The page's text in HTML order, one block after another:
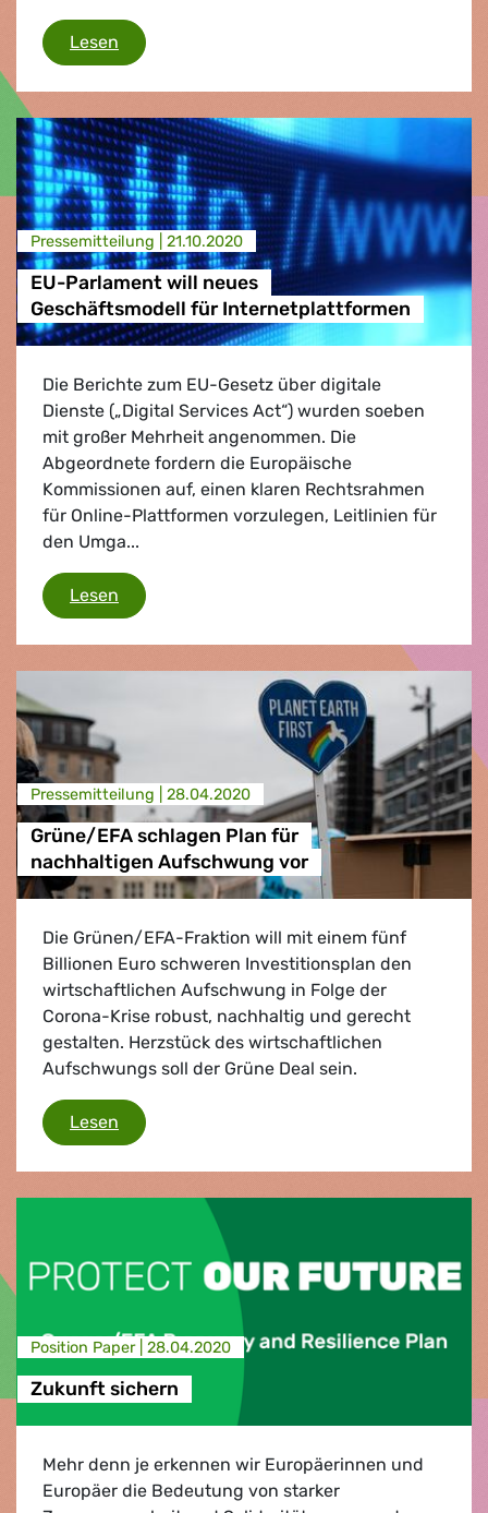
Lesen Erster Schritt gegen manipulatives
Presse­mitteilung | 21.10.2020
EU-Parlament will neues
Geschäftsmodell für Internetplattformen
Die Berichte zum EU-Gesetz über digitale
Dienste („Digital Services Act“) wurden soeben
mit großer Mehrheit angenommen. Die
Abgeordnete fordern die Europäische
Kommissionen auf, einen klaren Rechtsrahmen
für Online-Plattformen vorzulegen, Leitlinien für
den Umga...
Lesen EU-Parlament will neues Geschäftsmodell
Presse­mitteilung | 28.04.2020
Grüne/EFA schlagen Plan für
nachhaltigen Aufschwung vor
Die Grünen/EFA-Fraktion will mit einem fünf
Billionen Euro schweren Investitionsplan den
wirtschaftlichen Aufschwung in Folge der
Corona-Krise robust, nachhaltig und gerecht
gestalten. Herzstück des wirtschaftlichen
Aufschwungs soll der Grüne Deal sein.
Lesen Grüne/EFA schlagen Plan für nachhaltigen
Position Paper | 28.04.2020
Zukunft sichern
Mehr denn je erkennen wir Europäerinnen und
Europäer die Bedeutung von starker